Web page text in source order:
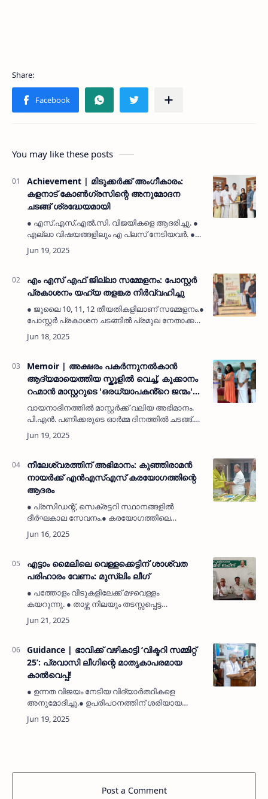
You may like these posts
Achievement | മിടുക്കർക്ക് അംഗീകാരം:
കളനാട് കോൺഗ്രസിന്റെ അനുമോദന
ചടങ്ങ് ശ്രദ്ധേയമായി
● എസ്.എസ്.എൽ.സി. വിജയികളെ ആദരിച്ചു. ●
എല്ലാ വിഷയങ്ങളിലും എ പ്ലസ് നേടിയവർ. ●
നേതാക്കൾ പങ്കെടുത്തു. ● കളനാട് വാർഡ് കമ്മിറ്റി
എം എസ് എഫ് ജില്ലാ സമ്മേളനം: പോസ്റ്റർ
പ്രകാശനം യഹ്‌യ തളങ്കര നിർവ്വഹിച്ചു
● ജൂലൈ 10, 11, 12 തീയതികളിലാണ് സമ്മേളനം.●
പോസ്റ്റർ പ്രകാശന ചടങ്ങിൽ പ്രമുഖ നേതാക്കൾ
ജൂലൈ 10, 11, 12 തീയതികളിൽ നടക്കാനിരിക്കുന്ന
Memoir | അക്ഷരം പകർന്നുനൽകാൻ
ആദ്യമായെത്തിയ സ്കൂളിൽ വെച്ച്, കൂക്കാനം
റഹ്മാൻ മാസ്റ്ററുടെ 'ഒരധ്യാപകൻ്റെ ജന്മം'
പ്രകാശനം ചെയ്തു വായനാദിനത്തിൽ
അപൂർവ്വ സംഗമം
വായനാദിനത്തിൽ മാസ്റ്റർക്ക് വലിയ അഭിമാനം.
പി.എൻ. പണിക്കരുടെ ഓർമ്മ ദിനത്തിൽ ചടങ്ങ്.
നിരവധി പുരസ്കാരങ്ങൾ നേടിയ
നീലേശ്വരത്തിന് അഭിമാനം: കുഞ്ഞിരാമൻ
നായർക്ക് എൻഎസ്എസ് കരയോഗത്തിന്റെ
ആദരം
● പ്രസിഡന്റ്, സെക്രട്ടറി സ്ഥാനങ്ങളിൽ
ദീർഘകാല സേവനം.● കരയോഗത്തിലെ
പ്രസിഡന്റും സെക്രട്ടറിയും സ്വീകരണം
സേവനമാണ് അദ്ദേഹ…
എട്ടാം മൈലിലെ വെള്ളക്കെട്ടിന് ശാശ്വത
പരിഹാരം വേണം: മുസ്ലിം ലീഗ്
● പത്തോളം വീടുകളിലേക്ക് മഴവെള്ളം
കയറുന്നു. ● താഴ്ന്ന നിലയും തടസ്സപ്പെട്ട
നവീകരിച്ച് കോൺക്രീറ്റ് ഭിത്തികൾ
Guidance | ഭാവിക്ക് വഴികാട്ടി ‘വിക്ടറി സമ്മിറ്റ്
25’: പ്രവാസി ലീഗിന്റെ മാതൃകാപരമായ
കാൽവെപ്പ്!
● ഉന്നത വിജയം നേടിയ വിദ്യാർത്ഥികളെ
അനുമോദിച്ചു.● ഉപരിപഠനത്തിന് ശരിയായ
ശ്രദ്ധേയമായി പരിപാടി.● പ്രമുഖ അക്കാദമിക്
Post a Comment